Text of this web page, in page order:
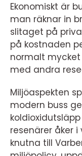
Ekonomiskt är
man räknar in
slitaget på
på kostnaden
normalt
med andra
Miljöaspekten
modern buss
resenärer åker
knutna till